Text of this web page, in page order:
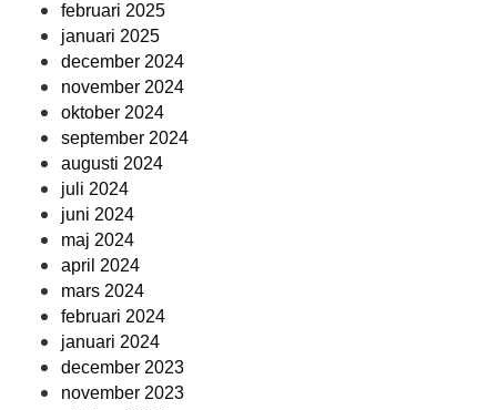
februari 2025
januari 2025
december 2024
november 2024
oktober 2024
september 2024
augusti 2024
juli 2024
juni 2024
maj 2024
april 2024
mars 2024
februari 2024
januari 2024
december 2023
november 2023